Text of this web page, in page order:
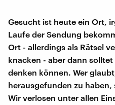
Gesucht ist heute ein Ort,
Laufe der Sendung
Ort - allerdings als Rätsel
knacken - aber dann
denken können. Wer
herausgefunden zu haben,
Wir verlosen unter allen